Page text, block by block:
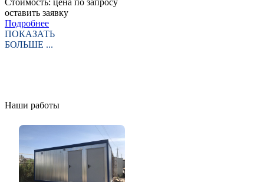
оставить заявку
Подробнее
ПОКАЗАТЬ
БОЛЬШЕ ...
Наши работы